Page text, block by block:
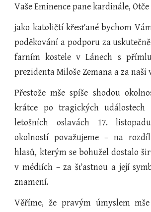
Vaše Eminence pane kardinále,
jako katoličtí křesťané bychom
poděkování a podporu za
farním kostele v Lánech s
prezidenta Miloše Zemana a za naši
Přestože mše spíše shodou
krátce po tragických
letošních oslavách 17.
okolností považujeme – na
hlasů, kterým se bohužel dostalo
v médiích – za šťastnou a její
znamení.
Věříme, že pravým úmyslem